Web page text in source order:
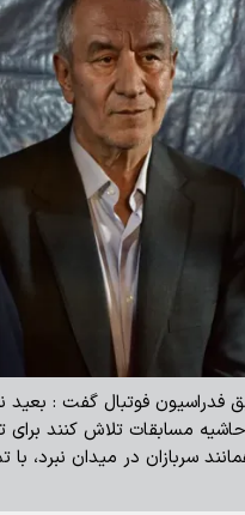
فدراسیون فوتبال گفت :
مسابقات تلاش کنند
سربازان در میدان نبرد، با